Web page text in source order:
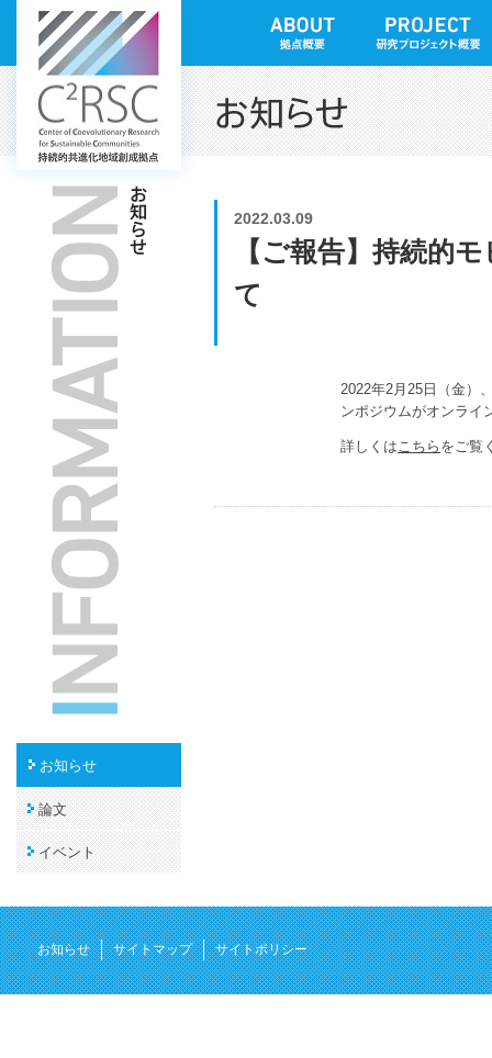
お知らせ
論文
イベント
2022.03.09
【ご報告】持続的
て
2022年2月25日（金）
ンポジウムがオンライ
詳しくはこちら をご覧
お知らせ サイトマップ サイトポリシー